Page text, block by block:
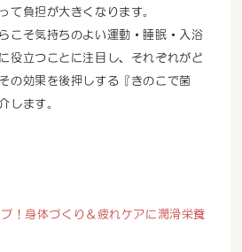
て負担が大きくなります。
こそ気持ちのよい運動・睡眠・入浴
役立つことに注目し、それぞれがど
の効果を後押しする『きのこで菌
します。
！身体づくり＆疲れケアに潤滑栄養